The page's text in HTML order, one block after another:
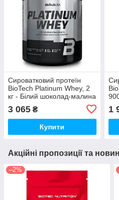
Сироватковий протеїн
BioTech Platinum Whey, 2
кг - Білий шоколад-малина
3 065 ₴
Купити
1
Акційні пропозиції та
–2%